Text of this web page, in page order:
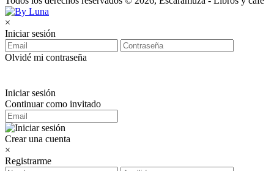
×
Iniciar sesión
Olvidé mi contraseña
Iniciar sesión
Continuar como invitado
Crear una cuenta
×
Registrarme